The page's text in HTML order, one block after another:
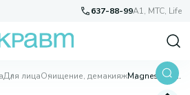
637-88-99A1, МТС, Life
Для лицаОчищение, демакияж Magnesium Velvety Scrub Hydro-Biotic, 60 мл